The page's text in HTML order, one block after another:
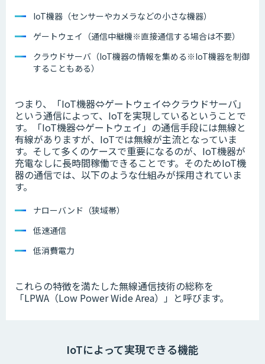
IoT機器（センサーやカメラなどの小さな機器）
ゲートウェイ（通信中継機※直接通信する場合は不要）
クラウドサーバ（IoT機器の情報を集める※IoT機器を制御
することもある）
つまり、「IoT機器⇔ゲートウェイ⇔クラウドサーバ」
という通信によって、IoTを実現しているということで
す。「IoT機器⇔ゲートウェイ」の通信手段には無線と
有線がありますが、IoTでは無線が主流となっていま
す。そして多くのケースで重要になるのが、IoT機器が
充電なしに長時間稼働できることです。そのためIoT機
器の通信では、以下のような仕組みが採用されていま
す。
ナローバンド（狭域帯）
低速通信
低消費電力
これらの特徴を満たした無線通信技術の総称を
「LPWA（Low Power Wide Area）」と呼びます。
IoTによって実現できる機能